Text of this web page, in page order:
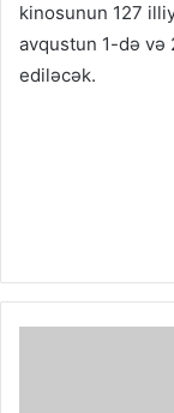
kinosunun 127
avqustun 1-də və
ediləcək.